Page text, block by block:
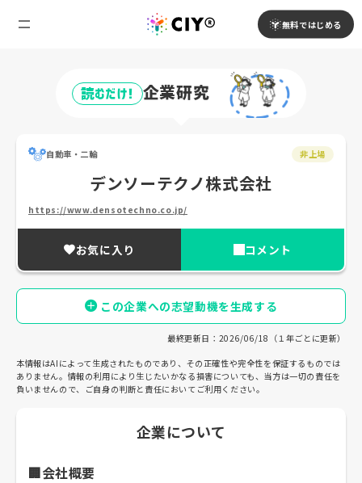
無料ではじめる
読むだけ! 企業研究
自動車・二輪 非上場
デンソーテクノ株式会社
https://www.densotechno.co.jp/
お気に入り コメント
この企業への志望動機を生成する
最終更新日：2026/06/18（１年ごとに更新）
本情報はAIによって生成されたものであり、その正確性や完全性を保証するものでは
ありません。情報の利用により生じたいかなる損害についても、当方は一切の責任を
負いませんので、ご自身の判断と責任においてご利用ください。
企業について
🏢会社概要